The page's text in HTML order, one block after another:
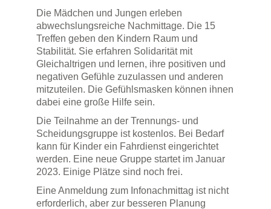
Die Mädchen und Jungen erleben
abwechslungsreiche Nachmittage. Die 15
Treffen geben den Kindern Raum und
Stabilität. Sie erfahren Solidarität mit
Gleichaltrigen und lernen, ihre positiven und
negativen Gefühle zuzulassen und anderen
mitzuteilen. Die Gefühlsmasken können ihnen
dabei eine große Hilfe sein.
Die Teilnahme an der Trennungs- und
Scheidungsgruppe ist kostenlos. Bei Bedarf
kann für Kinder ein Fahrdienst eingerichtet
werden. Eine neue Gruppe startet im Januar
2023. Einige Plätze sind noch frei.
Eine Anmeldung zum Infonachmittag ist nicht
erforderlich, aber zur besseren Planung